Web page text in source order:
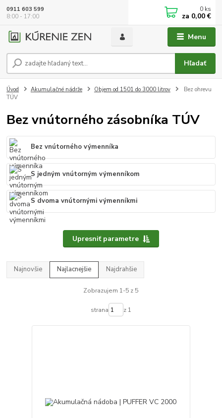
Menu
Hľadať
0911 603 599
8:00 - 17:00
0 ks
za 0,00 €
Úvod Akumulačné nádrže Objem od 1501 do 3000 litrov
Bez ohrevu
TÚV
Bez vnútorného zásobníka TÚV
Bez vnútorného výmenníka
S jedným vnútorným výmenníkom
S dvoma vnútornými výmenníkmi
Upresniť parametre
Najnovšie Najlacnejšie Najdrahšie
Zobrazujem 1-5 z 5
strana z 1